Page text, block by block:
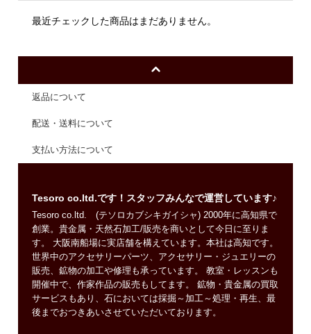
最近チェックした商品はまだありません。
返品について
配送・送料について
支払い方法について
Tesoro co.ltd.です！スタッフみんなで運営しています♪
Tesoro co.ltd. (テソロカブシキガイシャ) 2000年に高知県で
創業。貴金属・天然石加工/販売を商いとして今日に至りま
す。 大阪南船場に実店舗を構えています。本社は高知です。
世界中のアクセサリーパーツ、アクセサリー・ジュエリーの
販売、鉱物の加工や修理も承っています。 教室・レッスンも
開催中で、作家作品の販売もしてます。 鉱物・貴金属の買取
サービスもあり、石においては採掘～加工～処理・再生、最
後までおつきあいさせていただいております。